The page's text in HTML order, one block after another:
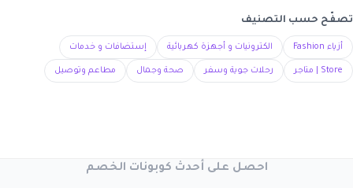
تصفّح حسب التصنيف
أزياء Fashion الكترونيات و أجهزة كهربائية إستضافات و خدمات
Store | متاجر رحلات جوية وسفر صحة وجمال مطاعم وتوصيل
احصل على أحدث كوبونات الخصم